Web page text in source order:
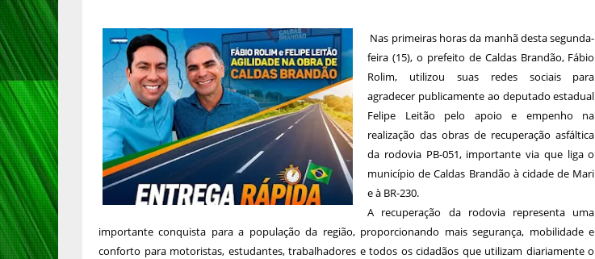
Nas primeiras horas da manhã desta segunda-
feira (15), o prefeito de Caldas Brandão, Fábio
Rolim, utilizou suas redes sociais para
agradecer publicamente ao deputado estadual
Felipe Leitão pelo apoio e empenho na
realização das obras de recuperação asfáltica
da rodovia PB-051, importante via que liga o
município de Caldas Brandão à cidade de Mari
e à BR-230.
A recuperação da rodovia representa uma
importante conquista para a população da região, proporcionando mais segurança, mobilidade e
conforto para motoristas, estudantes, trabalhadores e todos os cidadãos que utilizam diariamente o